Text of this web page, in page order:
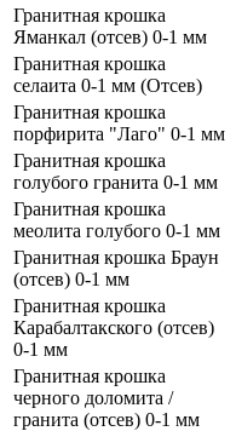
Гранитная крошка
Яманкал (отсев) 0-1 мм
Гранитная крошка
селаита 0-1 мм (Отсев)
Гранитная крошка
порфирита "Лаго" 0-1 мм
Гранитная крошка
голубого гранита 0-1 мм
Гранитная крошка
меолита голубого 0-1 мм
Гранитная крошка Браун
(отсев) 0-1 мм
Гранитная крошка
Карабалтакского (отсев)
0-1 мм
Гранитная крошка
черного доломита /
гранита (отсев) 0-1 мм